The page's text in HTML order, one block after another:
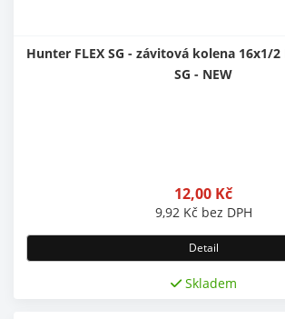
Hunter FLEX SG - závitová kolena 16x1/2
SG - NEW
12,00 Kč
9,92 Kč bez DPH
Detail
Skladem